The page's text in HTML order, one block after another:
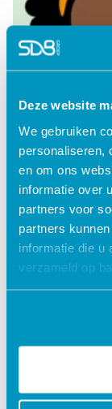
Deze website
We gebruiken
personaliseren,
en om ons
informatie over
partners voor
partners
informatie die u
verzameld op
Omgaan met
Lees